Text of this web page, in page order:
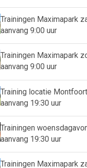
Trainingen Maximapark
aanvang 9:00 uur
Trainingen Maximapark
aanvang 9:00 uur
Training locatie
aanvang 19:30 uur
Trainingen
aanvang 19:30 uur
Trainingen Maximapark